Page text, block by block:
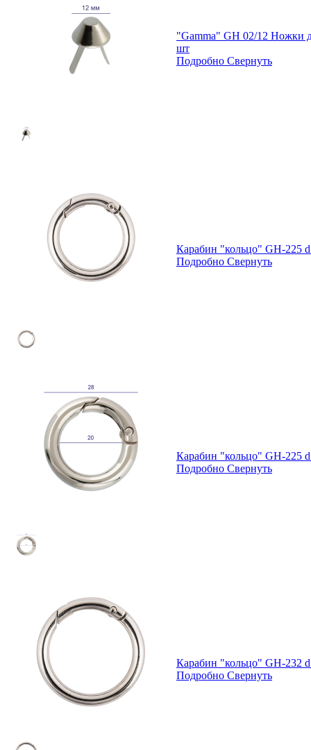
"Gamma" GH 02/12 Ножки
шт
Подробно Свернуть
Карабин "кольцо" GH-225
Подробно Свернуть
Карабин "кольцо" GH-225
Подробно Свернуть
Карабин "кольцо" GH-232
Подробно Свернуть